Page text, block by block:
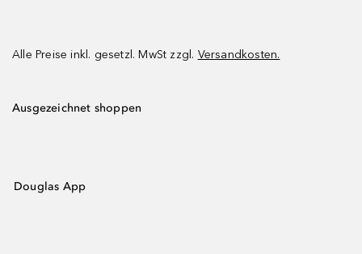
Alle Preise inkl. gesetzl. MwSt zzgl. Versandkosten.
Ausgezeichnet shoppen
Douglas App